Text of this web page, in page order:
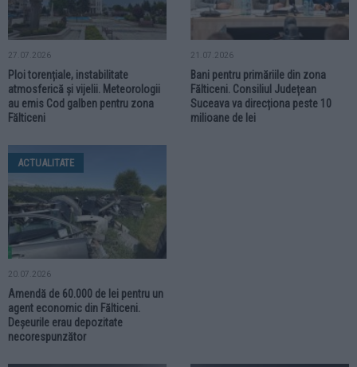
27.07.2026
Ploi torențiale, instabilitate
atmosferică și vijelii. Meteorologii
au emis Cod galben pentru zona
Fălticeni
21.07.2026
Bani pentru primăriile din zona
Fălticeni. Consiliul Județean
Suceava va direcționa peste 10
milioane de lei
ACTUALITATE
20.07.2026
Amendă de 60.000 de lei pentru un
agent economic din Fălticeni.
Deșeurile erau depozitate
necorespunzător